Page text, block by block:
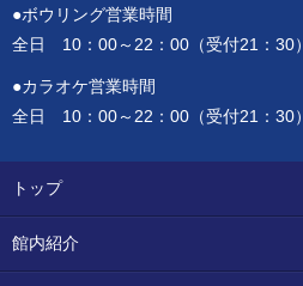
●ボウリング営業時間
全日 10：00～22：00（受付21：30）
●カラオケ営業時間
全日 10：00～22：00（受付21：30）
トップ
館内紹介